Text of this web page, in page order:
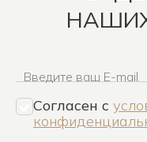
Введите ваш E-mail
Согласен c